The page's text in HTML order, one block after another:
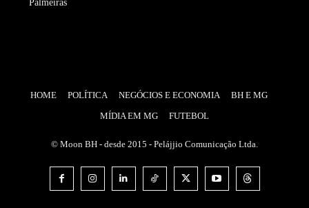
Palmeiras
HOME POLÍTICA NEGÓCIOS E ECONOMIA
BH E MG
MÍDIA EM MG
FUTEBOL
© Moon BH - desde 2015 - Pelájjio Comunicação Ltda.